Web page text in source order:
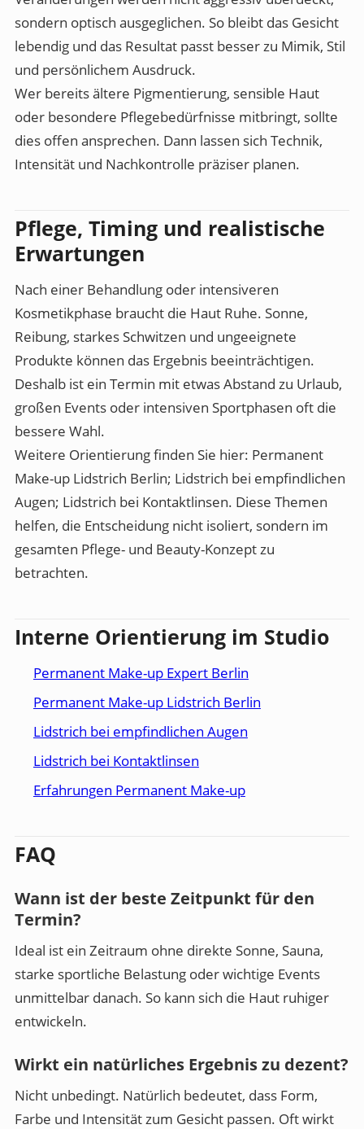
sondern optisch ausgeglichen. So bleibt das Gesicht
lebendig und das Resultat passt besser zu Mimik, Stil
und persönlichem Ausdruck.
Wer bereits ältere Pigmentierung, sensible Haut
oder besondere Pflegebedürfnisse mitbringt, sollte
dies offen ansprechen. Dann lassen sich Technik,
Intensität und Nachkontrolle präziser planen.
Pflege, Timing und realistische
Erwartungen
Nach einer Behandlung oder intensiveren
Kosmetikphase braucht die Haut Ruhe. Sonne,
Reibung, starkes Schwitzen und ungeeignete
Produkte können das Ergebnis beeinträchtigen.
Deshalb ist ein Termin mit etwas Abstand zu Urlaub,
großen Events oder intensiven Sportphasen oft die
bessere Wahl.
Weitere Orientierung finden Sie hier: Permanent
Make-up Lidstrich Berlin; Lidstrich bei empfindlichen
Augen; Lidstrich bei Kontaktlinsen. Diese Themen
helfen, die Entscheidung nicht isoliert, sondern im
gesamten Pflege- und Beauty-Konzept zu
betrachten.
Interne Orientierung im Studio
Permanent Make-up Expert Berlin
Permanent Make-up Lidstrich Berlin
Lidstrich bei empfindlichen Augen
Lidstrich bei Kontaktlinsen
Erfahrungen Permanent Make-up
FAQ
Wann ist der beste Zeitpunkt für den
Termin?
Ideal ist ein Zeitraum ohne direkte Sonne, Sauna,
starke sportliche Belastung oder wichtige Events
unmittelbar danach. So kann sich die Haut ruhiger
entwickeln.
Wirkt ein natürliches Ergebnis zu dezent?
Nicht unbedingt. Natürlich bedeutet, dass Form,
Farbe und Intensität zum Gesicht passen. Oft wirkt